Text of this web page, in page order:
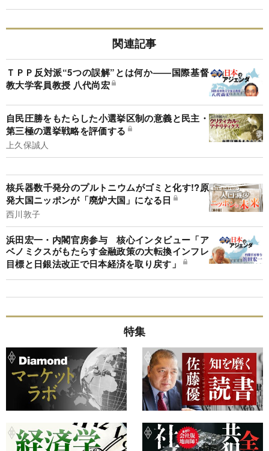
関連記事
ＴＰＰ反対派“5つの誤解”とは何か――国際基督
教大学客員教授 八代尚宏
自民圧勝をもたらした小選挙区制の意義と民主・
第三極の選挙戦略を評価する
上久保誠人
核兵器数千発分のプルトニウムがゴミと化す!?原
発大国ニッポンが「廃炉大国」になる日
西川敦子
浜田宏一・内閣官房参与 核心インタビュー「ア
ベノミクスがもたらす金融政策の大転換インフレ
目標と日銀法改正で日本経済を取り戻す」
特集